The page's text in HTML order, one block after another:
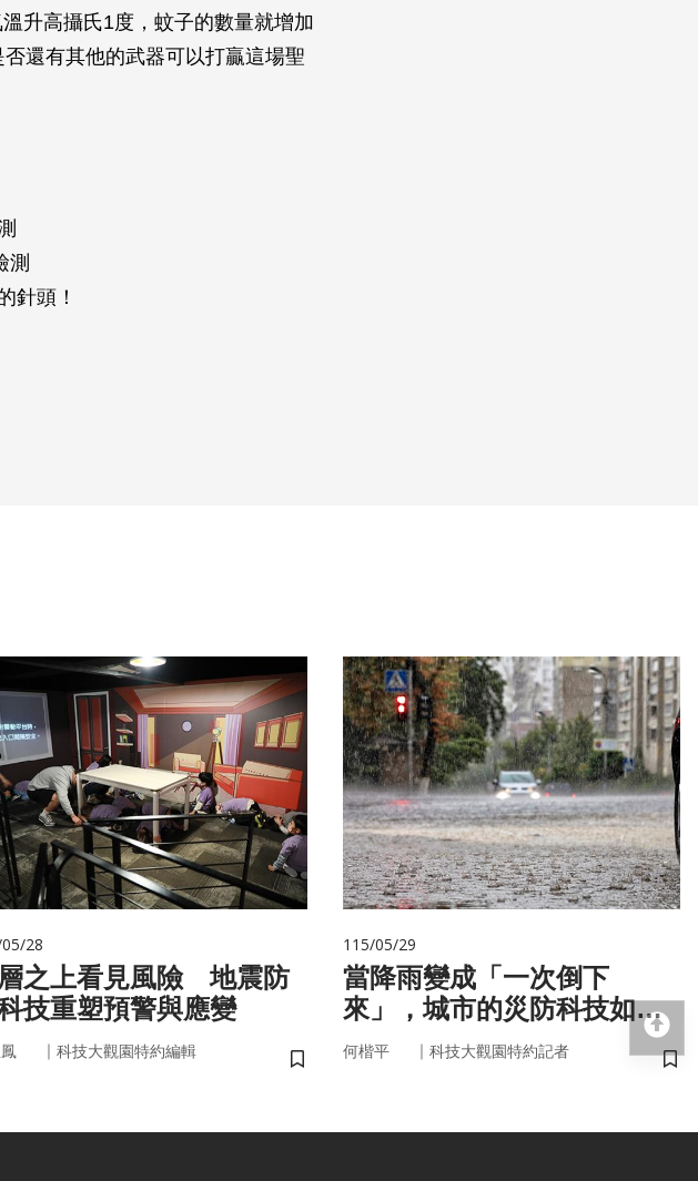
升高攝氏1度，蚊子的數量就增加
還有其他的武器可以打贏這場聖
測
針頭！
28
之上看見風險 地震防
技重塑預警與應變
｜ 科技大觀園特約編輯
儲存書籤
115/05/29
當降雨變成「一次倒下
來」，城市的災防科技如何
即時應變？
何楷平 ｜ 科技大觀園特約記者
儲
回